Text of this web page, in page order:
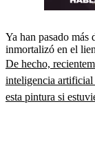
Ya han pasado más
inmortalizó en el
De hecho,
inteligencia artificial
esta pintura si